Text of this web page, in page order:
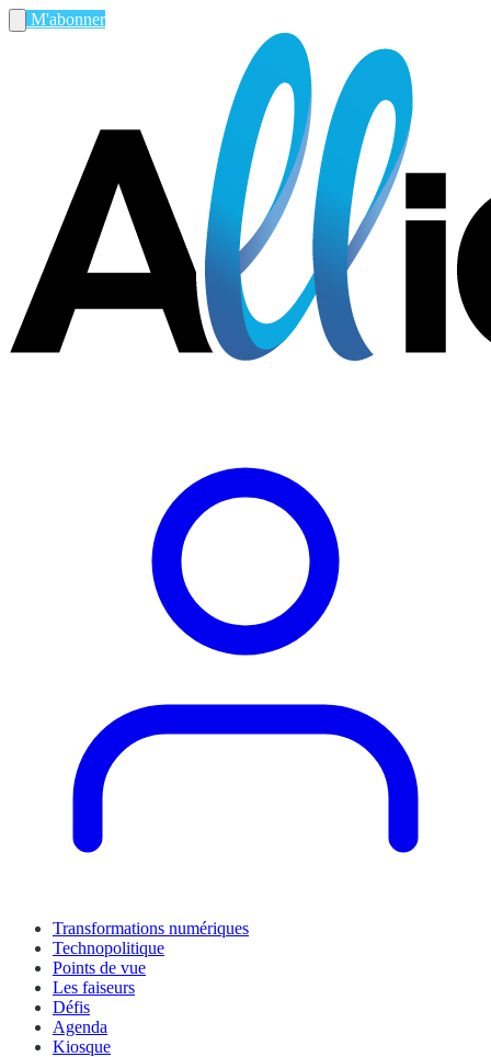
M'abonner
Transformations numériques
Technopolitique
Points de vue
Les faiseurs
Défis
Agenda
Kiosque